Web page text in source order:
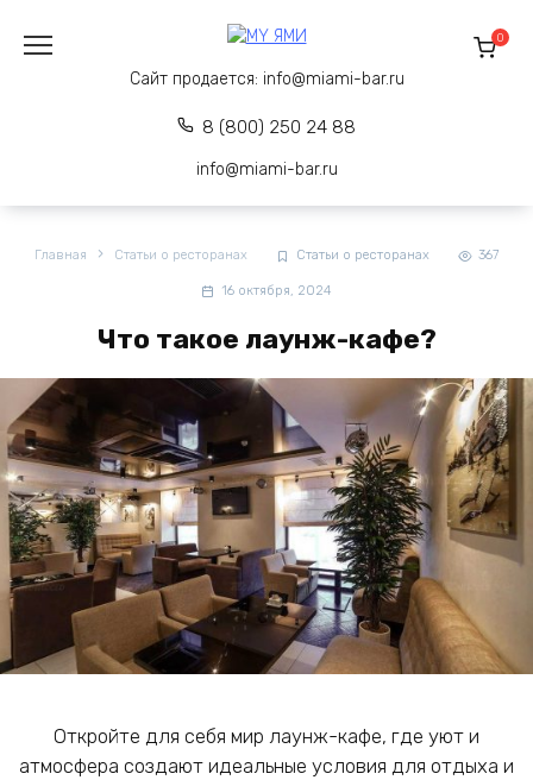
содержанию
Сайт продается: info@miami-bar.ru
8 (800) 250 24 88
info@miami-bar.ru
0
Главная Статьи о ресторанах Статьи о ресторанах 367
16 октября, 2024
Что такое лаунж-кафе?
Откройте для себя мир лаунж-кафе, где уют и
атмосфера создают идеальные условия для отдыха и